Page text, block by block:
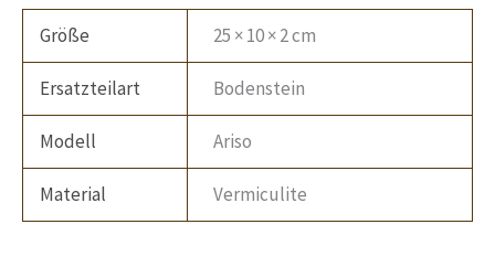
Größe 25 × 10 × 2 cm
Ersatzteilart Bodenstein
Modell Ariso
Material Vermiculite